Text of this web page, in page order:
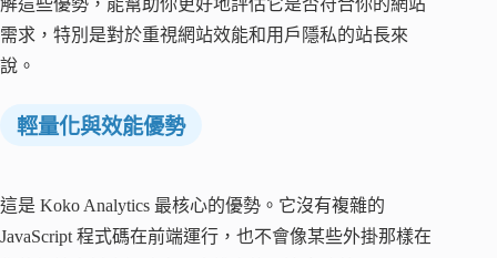
需求，特別是對於重視網站效能和用戶隱私的站長來
說。
輕量化與效能優勢
這是 Koko Analytics 最核心的優勢。它沒有複雜的
JavaScript 程式碼在前端運行，也不會像某些外掛那樣在